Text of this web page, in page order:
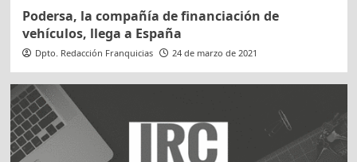
Podersa, la compañía de financiación de
vehículos, llega a España
Dpto. Redacción Franquicias 24 de marzo de 2021